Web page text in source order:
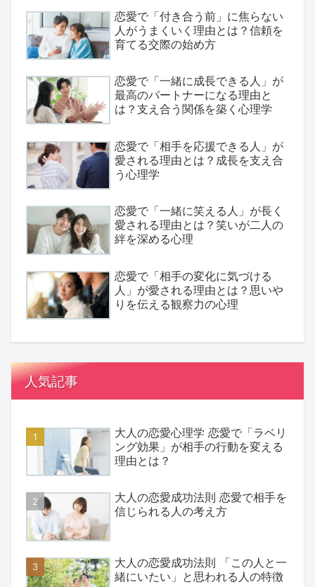
恋愛で「付き合う前」に焦らない
人がうまくいく理由とは？信頼を
育てる交際の始め方
恋愛で「一緒に成長できる人」が
最高のパートナーになる理由と
は？支え合う関係を築く心理学
恋愛で「相手を応援できる人」が
愛される理由とは？成長を支え合
う心理学
恋愛で「一緒に笑える人」が長く
愛される理由とは？笑いが二人の
絆を深める心理
恋愛で「相手の変化に気づける
人」が愛される理由とは？思いや
りを伝える観察力の心理
人気記事
大人の恋愛心理学 恋愛で「ラベリ
ング効果」が相手の行動を変える
理由とは？
大人の恋愛成功法則 恋愛で相手を
信じられる人の考え方
大人の恋愛成功法則 「この人と一
緒にいたい」と思われる人の特徴